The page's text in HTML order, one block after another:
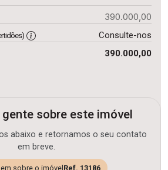
390.000,00
Consulte-nos
390.000,00
gente sobre este imóvel
abaixo e retornamos o seu contato
em breve.
sobre o imóvel Ref. 13186